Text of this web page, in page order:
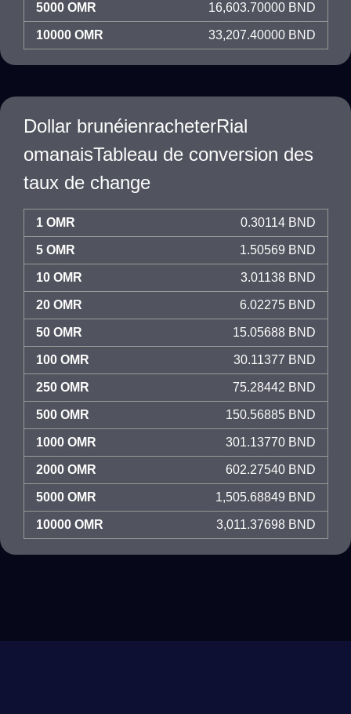
5000 OMR 16,603.70000 BND
10000 OMR 33,207.40000 BND
Dollar brunéienracheterRial
omanaisTableau de conversion des
taux de change
1 OMR 0.30114 BND
5 OMR 1.50569 BND
10 OMR 3.01138 BND
20 OMR 6.02275 BND
50 OMR 15.05688 BND
100 OMR 30.11377 BND
250 OMR 75.28442 BND
500 OMR 150.56885 BND
1000 OMR 301.13770 BND
2000 OMR 602.27540 BND
5000 OMR 1,505.68849 BND
10000 OMR 3,011.37698 BND